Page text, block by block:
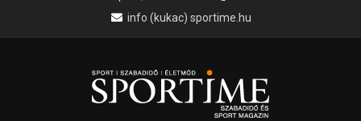
info (kukac) sportime.hu